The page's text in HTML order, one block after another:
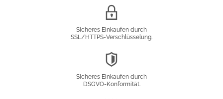
Sicheres Einkaufen durch
SSL/HTTPS-Verschlüsselung.
Sicheres Einkaufen durch
DSGVO-Konformität.